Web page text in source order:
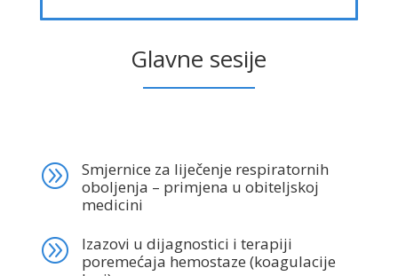
Glavne sesije
A
Smjernice za liječenje respiratornih
oboljenja – primjena u obiteljskoj
medicini
A
Izazovi u dijagnostici i terapiji
poremećaja hemostaze (koagulacije